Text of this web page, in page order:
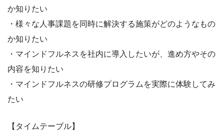
か知りたい
・様々な人事課題を同時に解決する施策がどのようなもの
か知りたい
・マインドフルネスを社内に導入したいが、進め方やその
内容を知りたい
・マインドフルネスの研修プログラムを実際に体験してみ
たい
【タイムテーブル】